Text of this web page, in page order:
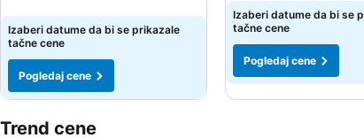
Pogledaj cene
Izaberi datume da bi se prikazale
tačne cene
Pogledaj cene
Pogledaj cene
Izaberi datume da bi se
tačne cene
Pogledaj cene
Trend cene